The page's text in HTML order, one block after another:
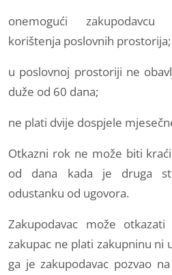
onemogući
korištenja poslovnih prostorija;
u poslovnoj prostoriji ne
duže od 60 dana;
ne plati dvije dospjele
Otkazni rok ne može biti
od dana kada je druga
odustanku od ugovora.
Zakupodavac može
zakupac ne plati zakupninu ni
ga je zakupodavac pozvao